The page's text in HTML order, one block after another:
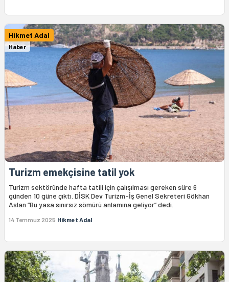
Hikmet Adal
Haber
Turizm emekçisine tatil yok
Turizm sektöründe hafta tatili için çalışılması gereken süre 6
günden 10 güne çıktı. DİSK Dev Turizm-İş Genel Sekreteri Gökhan
Aslan “Bu yasa sınırsız sömürü anlamına geliyor” dedi.
14 Temmuz 2025 Hikmet Adal